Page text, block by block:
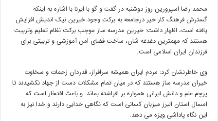
محمد رضا اسپرورین روز دوشنبه در گفت و گو با ایرنا با اشاره به اینکه
گسترش فرهنگ کار خیر درجامعه به برکت وجود خیرین نیک اندیش افزایش
یافته است، اظهار داشت: خیرین مدرسه ساز موجب برکت نظام تعلیم وتربیت
هستند که مهمترین دغدغه شان، ساخت فضای امن آموزشی و تربیتی برای
فرزندان ایران اسلامی است.
وی خاطرنشان کرد: مردم ایران همیشه سرافراز، قدردان زحمات و سخاوت
خیران مدرسه ساز هستند که در میان تمام مشکلات دست از جهاد نکشیدند تا
پرچم علم و دانش ایرانی همواره بر افراشته بماند و باعث افتخار است که
امسال استان البرز میزبان کسانی است که نگاهی خدایی دارند و خدا نیز به
این نگاه پاداشی ویژه می دهد.